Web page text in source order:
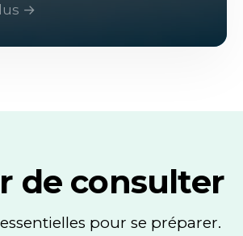
→
de consulter
pour se préparer.